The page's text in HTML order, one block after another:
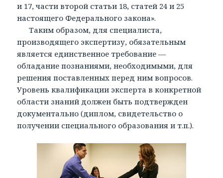
и 17, части второй статьи 18, статей 24 и 25
настоящего Федерального закона».
Таким образом, для специалиста,
производящего экспертизу, обязательным
является единственное требование —
обладание познаниями, необходимыми, для
решения поставленных перед ним вопросов.
Уровень квалификации эксперта в конкретной
области знаний должен быть подтвержден
документально (диплом, свидетельство о
получении специального образования и т.п.).